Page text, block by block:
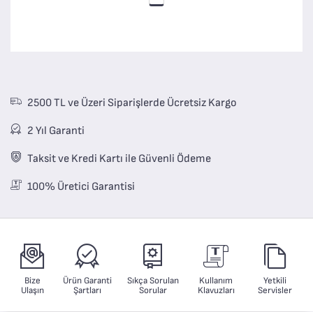
2500 TL ve Üzeri Siparişlerde Ücretsiz Kargo
2 Yıl Garanti
Taksit ve Kredi Kartı ile Güvenli Ödeme
100% Üretici Garantisi
Bize
Ulaşın
Ürün Garanti
Şartları
Sıkça Sorulan
Sorular
Kullanım
Klavuzları
Yetkili
Servisler